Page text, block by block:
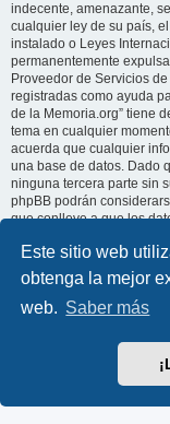
Este sitio web
obtenga la mejor
web. Saber más
indecente, amenazante,
cualquier ley de su país,
instalado o Leyes
permanentemente
Proveedor de Servicios
registradas como ayuda
de la Memoria.org” tiene
tema en cualquier
acuerda que cualquier
una base de datos. Dado
ninguna tercera parte sin
phpBB podrán
que conlleve a que los
El Arte de la Memoria.org
Desarrollado